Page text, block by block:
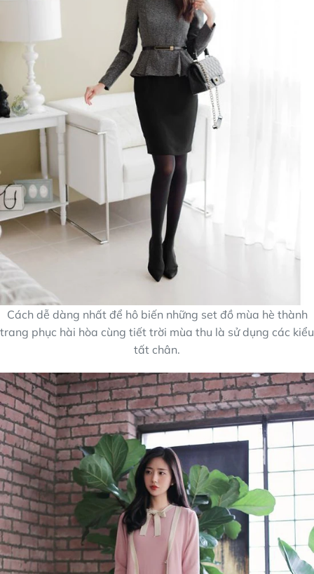
Cách dễ dàng nhất để hô biến những set đồ mùa hè thành
trang phục hài hòa cùng tiết trời mùa thu là sử dụng các kiểu
tất chân.